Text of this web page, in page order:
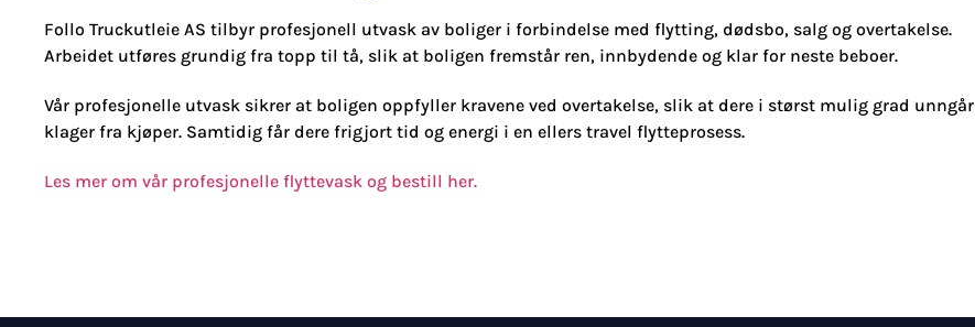
Follo Truckutleie AS tilbyr profesjonell utvask av boliger i forbindelse med flytting, dødsbo, salg og overtakelse.
Arbeidet utføres grundig fra topp til tå, slik at boligen fremstår ren, innbydende og klar for neste beboer.
Vår profesjonelle utvask sikrer at boligen oppfyller kravene ved overtakelse, slik at dere i størst mulig grad unngår
klager fra kjøper. Samtidig får dere frigjort tid og energi i en ellers travel flytteprosess.
Les mer om vår profesjonelle flyttevask og bestill her.